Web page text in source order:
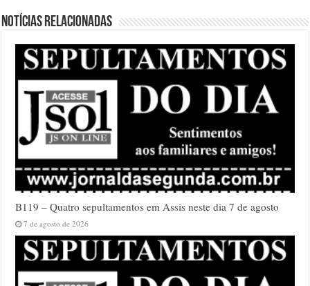
Notícias relacionadas
B119 – Quatro sepultamentos em Assis neste dia 7 de agosto
7 de agosto de 2026